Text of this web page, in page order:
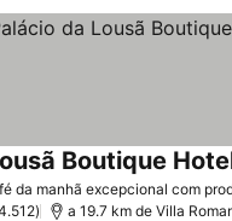
da manhã excepcional com
Boutique
a 19.7 km de Villa